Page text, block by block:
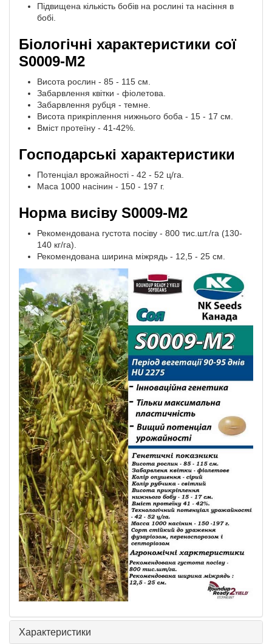
Підвищена кількість бобів на рослині та насіння в
бобі.
Біологічні характеристики сої
S0009-M2
Висота рослин - 85 - 115 см.
Забарвлення квітки - фіолетова.
Забарвлення рубця - темне.
Висота прикріплення нижнього боба - 15 - 17 см.
Вміст протеїну - 41-42%.
Господарські характеристики
Потенціал врожайності - 42 - 52 ц/га.
Маса 1000 насінин - 150 - 197 г.
Норма висіву S0009-M2
Рекомендована густота посіву - 800 тис.шт./га (130-
140 кг/га).
Рекомендована ширина міжрядь - 12,5 - 25 см.
Характеристики